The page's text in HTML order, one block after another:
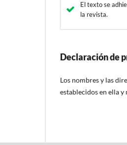
El texto se
la revista.
Declaración de
Los nombres y las
establecidos en ella